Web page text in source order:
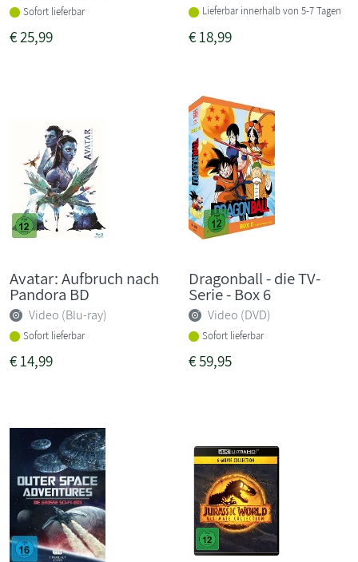
Sofort lieferbar
€25,99
Lieferbar innerhalb von 5-7 Tagen
€18,99
Avatar: Aufbruch nach
Pandora BD
Video (Blu-ray)
Sofort lieferbar
€14,99
Dragonball - die TV-
Serie - Box 6
Video (DVD)
Sofort lieferbar
€59,95